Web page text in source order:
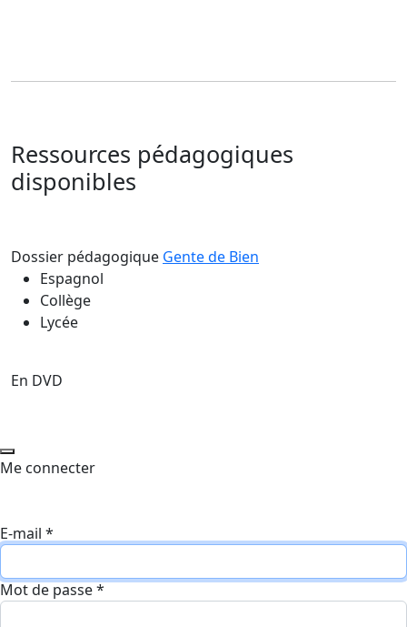
Ressources pédagogiques
disponibles
Dossier pédagogique Gente de Bien
Espagnol
Collège
Lycée
En DVD
Me connecter
E-mail *
Mot de passe*